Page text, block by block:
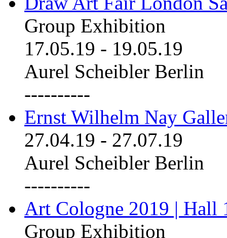
Group Exhibition
17.05.19 - 19.05.19
Aurel Scheibler Berlin
----------
Ernst Wilhelm Nay
27.04.19 - 27.07.19
Aurel Scheibler Berlin
----------
Art Cologne 2019 | Hall
Group Exhibition